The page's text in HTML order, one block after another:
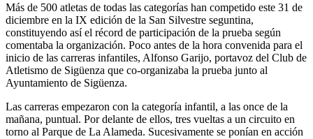
Más de 500 atletas de todas las categorías han competido este 31 de
diciembre en la IX edición de la San Silvestre seguntina,
constituyendo así el récord de participación de la prueba según
comentaba la organización. Poco antes de la hora convenida para el
inicio de las carreras infantiles, Alfonso Garijo, portavoz del Club de
Atletismo de Sigüenza que co-organizaba la prueba junto al
Ayuntamiento de Sigüenza.
Las carreras empezaron con la categoría infantil, a las once de la
mañana, puntual. Por delante de ellos, tres vueltas a un circuito en
torno al Parque de La Alameda. Sucesivamente se ponían en acción